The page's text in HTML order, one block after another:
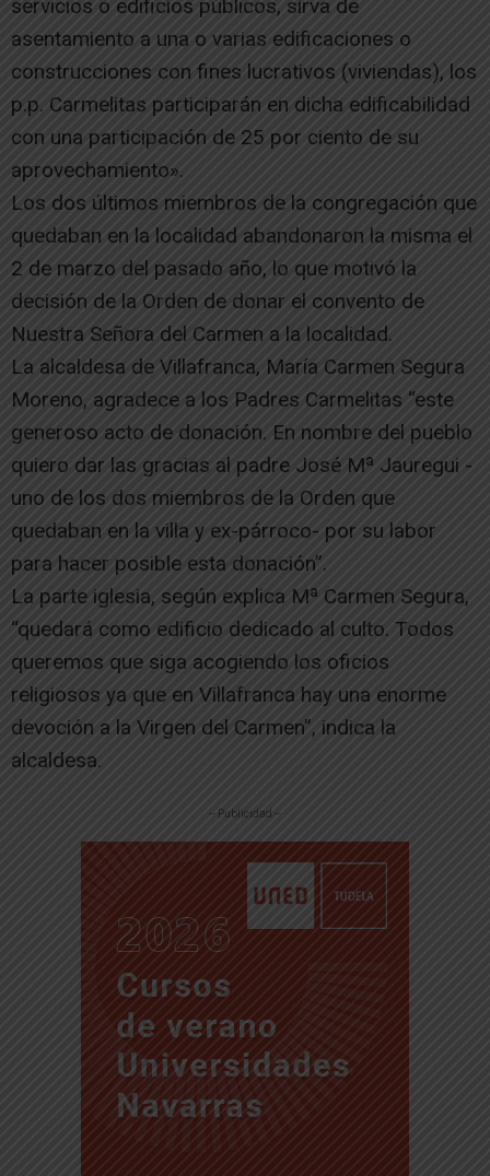
servicios o edificios públicos, sirva de
asentamiento a una o varias edificaciones o
construcciones con fines lucrativos (viviendas), los
p.p. Carmelitas participarán en dicha edificabilidad
con una participación de 25 por ciento de su
aprovechamiento».
Los dos últimos miembros de la congregación que
quedaban en la localidad abandonaron la misma el
2 de marzo del pasado año, lo que motivó la
decisión de la Orden de donar el convento de
Nuestra Señora del Carmen a la localidad.
La alcaldesa de Villafranca, María Carmen Segura
Moreno, agradece a los Padres Carmelitas “este
generoso acto de donación. En nombre del pueblo
quiero dar las gracias al padre José Mª Jauregui -
uno de los dos miembros de la Orden que
quedaban en la villa y ex-párroco- por su labor
para hacer posible esta donación”.
La parte iglesia, según explica Mª Carmen Segura,
“quedará como edificio dedicado al culto. Todos
queremos que siga acogiendo los oficios
religiosos ya que en Villafranca hay una enorme
devoción a la Virgen del Carmen”, indica la
alcaldesa.
-- Publicidad --